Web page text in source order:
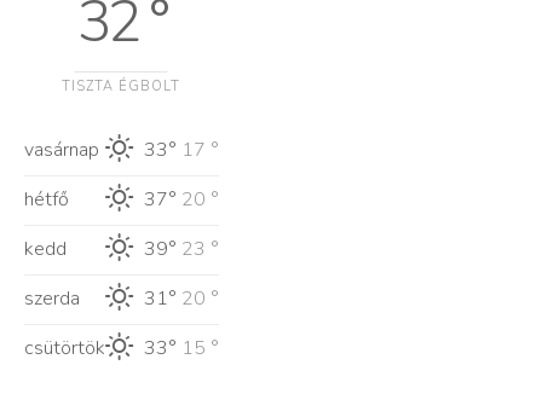
32 °
TISZTA ÉGBOLT
vasárnap 33° 17 °
hétfő
37° 20 °
kedd
39° 23 °
szerda
31° 20 °
csütörtök
33° 15 °